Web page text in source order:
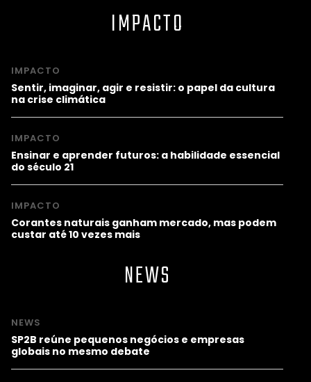
IMPACTO
IMPACTO
Sentir, imaginar, agir e resistir: o papel da cultura
na crise climática
IMPACTO
Ensinar e aprender futuros: a habilidade essencial
do século 21
IMPACTO
Corantes naturais ganham mercado, mas podem
custar até 10 vezes mais
NEWS
NEWS
SP2B reúne pequenos negócios e empresas
globais no mesmo debate